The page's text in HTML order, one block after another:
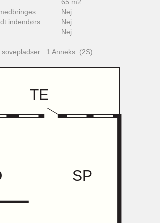
Nej
indendørs:
Nej
Nej
: 1 Anneks: (2S)